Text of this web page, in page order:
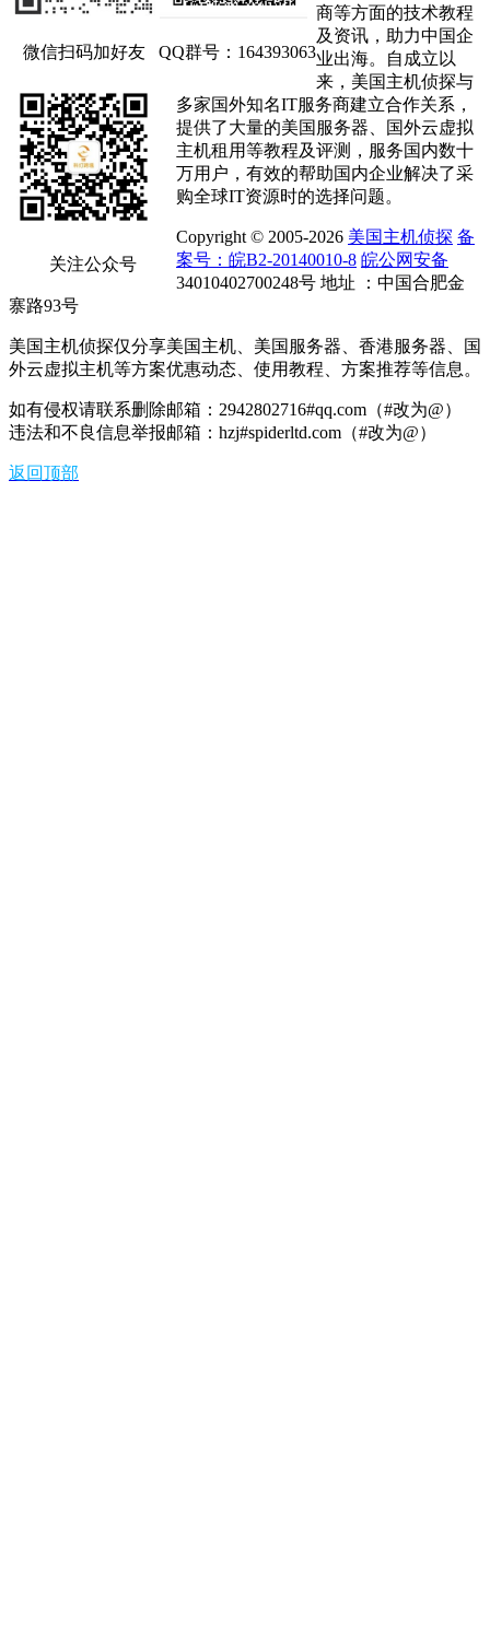
微信扫码加好友 QQ群号：164393063
关注公众号
商等方面的技术教程
及资讯，助力中国企
业出海。自成立以
来，美国主机侦探与
多家国外知名IT服务商建立合作关系，
提供了大量的美国服务器、国外云虚拟
主机租用等教程及评测，服务国内数十
万用户，有效的帮助国内企业解决了采
购全球IT资源时的选择问题。
Copyright © 2005-2026 美国主机侦探 备
案号：皖B2-20140010-8 皖公网安备
34010402700248号 地址 ：中国合肥金
寨路93号
美国主机侦探仅分享美国主机、美国服务器、香港服务器、国
外云虚拟主机等方案优惠动态、使用教程、方案推荐等信息。
如有侵权请联系删除邮箱：2942802716#qq.com（#改为@）
违法和不良信息举报邮箱：hzj#spiderltd.com（#改为@）
返回顶部